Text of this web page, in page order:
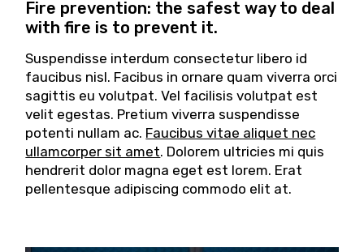
Fire prevention: the safest way to deal
with fire is to prevent it.
Suspendisse interdum consectetur libero id
faucibus nisl. Facibus in ornare quam viverra orci
sagittis eu volutpat. Vel facilisis volutpat est
velit egestas. Pretium viverra suspendisse
potenti nullam ac. Faucibus vitae aliquet nec
ullamcorper sit amet. Dolorem ultricies mi quis
hendrerit dolor magna eget est lorem. Erat
pellentesque adipiscing commodo elit at.